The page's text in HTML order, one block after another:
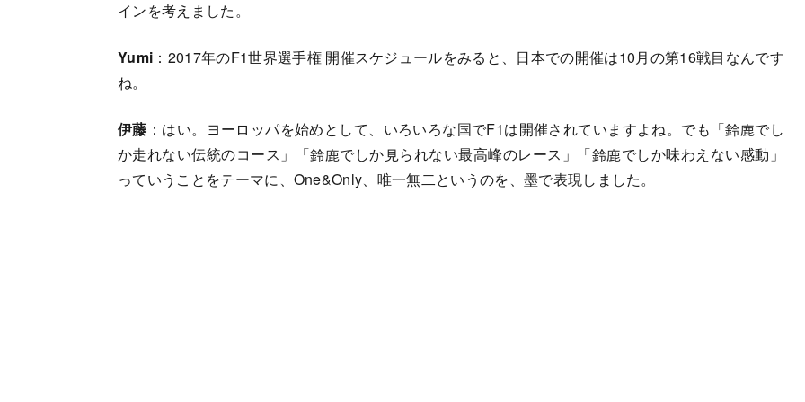
インを考えました。
Yumi ：2017年のF1世界選手権 開催スケジュールをみると、日本での開催は10月の第16戦目なんです
ね。
伊藤 ：はい。ヨーロッパを始めとして、いろいろな国でF1は開催されていますよね。でも「鈴鹿でし
か走れない伝統のコース」「鈴鹿でしか見られない最高峰のレース」「鈴鹿でしか味わえない感動」
っていうことをテーマに、One&Only、唯一無二というのを、墨で表現しました。